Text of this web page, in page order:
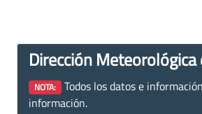
Dirección Meteorológica
NOTA: Todos los datos e
información.